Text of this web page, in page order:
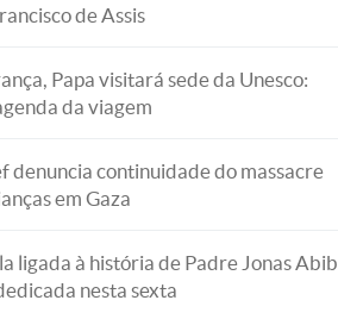
de Assis
Papa visitará sede da Unesco:
da viagem
denuncia continuidade do massacre
em Gaza
ligada à história de Padre Jonas Abib
nesta sexta